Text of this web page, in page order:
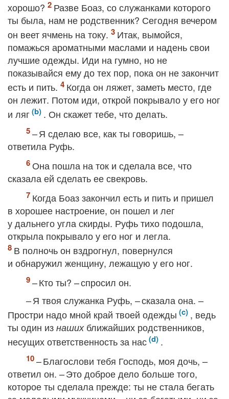
хорошо?
Разве Боаз, со служанками которого
ты была, нам не родственник? Сегодня вечером
он веет ячмень на току.
Итак, вымойся,
помажься ароматными маслами и надень свои
лучшие одежды. Иди на гумно, но не
показывайся ему до тех пор, пока он не закончит
есть и пить.
Когда он ляжет, заметь место, где
он лежит. Потом иди, открой покрывало у его ног
и ляг
. Он скажет тебе, что делать.
– Я сделаю все, как ты говоришь, –
ответила Руфь.
Она пошла на ток и сделала все, что
сказала ей сделать ее свекровь.
Когда Боаз закончил есть и пить и пришел
в хорошее настроение, он пошел и лег
у дальнего угла скирды. Руфь тихо подошла,
открыла покрывало у его ног и легла.
В полночь он вздрогнул, повернулся
и обнаружил женщину, лежащую у его ног.
– Кто ты? – спросил он.
– Я твоя служанка Руфь, – сказала она. –
Простри надо мной край твоей одежды
, ведь
ты один из нашихближайших родственников,
несущих ответственность за нас
.
– Благослови тебя Господь, моя дочь, –
ответил он. – Это доброе дело больше того,
которое ты сделала прежде: ты не стала бегать